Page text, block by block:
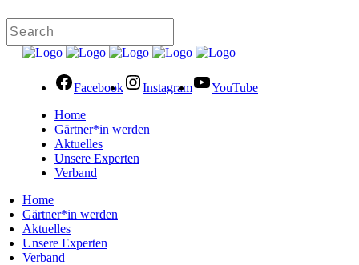
Facebook Instagram
YouTube
Home
Gärtner*in werden
Aktuelles
Unsere Experten
Verband
Home
Gärtner*in werden
Aktuelles
Unsere Experten
Verband